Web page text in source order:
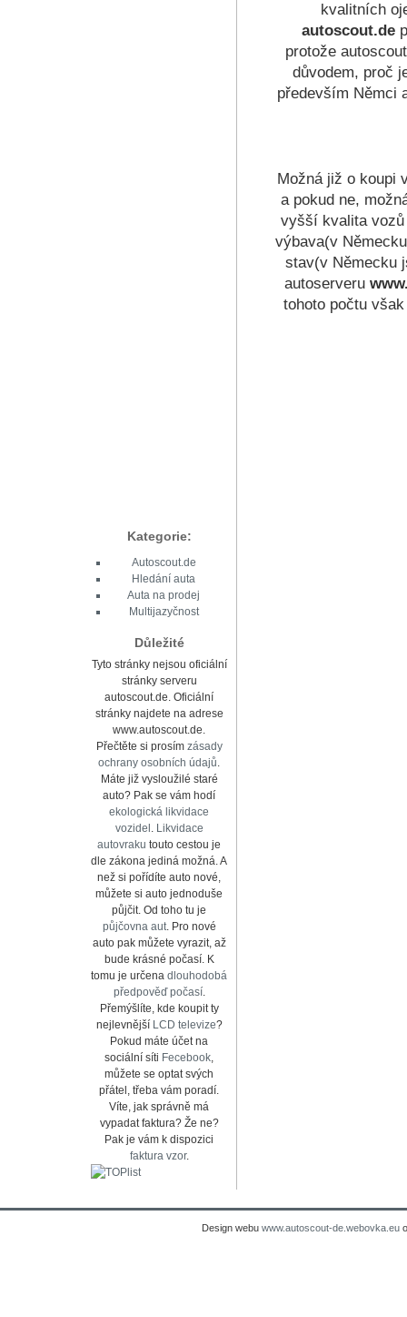
kvalitních
autoscout.de
protože
důvodem, proč
především Němci
Možná již o koupi
a pokud ne,
vyšší kvalita
výbava(v
stav(v Německu
autoserveru
tohoto počtu
Kategorie:
Autoscout.de
Hledání auta
Auta na prodej
Multijazyčnost
Důležité
Tyto stránky nejsou oficiální
stránky serveru
autoscout.de. Oficiální
stránky najdete na adrese
www.autoscout.de.
Přečtěte si prosím zásady
ochrany osobních údajů.
Máte již vysloužilé staré
auto? Pak se vám hodí
ekologická likvidace
vozidel . Likvidace
autovraku touto cestou je
dle zákona jediná možná. A
než si pořídíte auto nové,
můžete si auto jednoduše
půjčit. Od toho tu je
půjčovna aut. Pro nové
auto pak můžete vyrazit, až
bude krásné počasí. K
tomu je určena dlouhodobá
předpověď počasí.
Přemýšlíte, kde koupit ty
nejlevnější LCD televize?
Pokud máte účet na
sociální síti Fecebook,
můžete se optat svých
přátel, třeba vám poradí.
Víte, jak správně má
vypadat faktura? Že ne?
Pak je vám k dispozici
faktura vzor.
Design webu www.autoscout-de.webovka.eu